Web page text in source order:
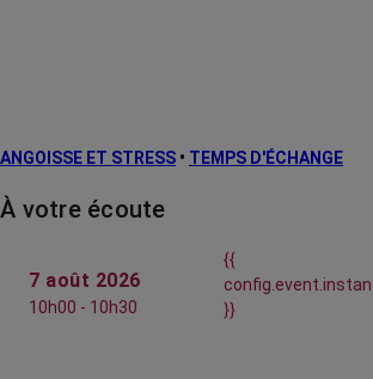
ANGOISSE ET STRESS • TEMPS D'ÉCHANGE
À votre écoute
7 août 2026
10h00 - 10h30
{{
}}